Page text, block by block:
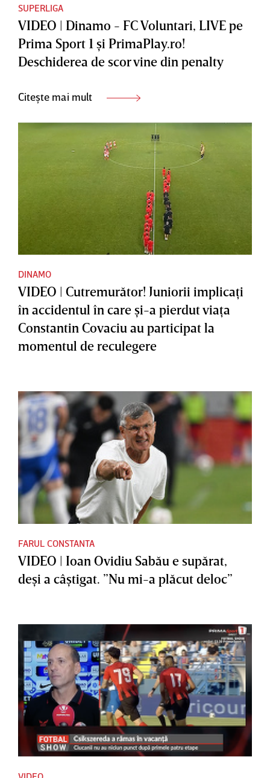
SUPERLIGA
VIDEO | Dinamo - FC Voluntari, LIVE pe
Prima Sport 1 şi PrimaPlay.ro!
Deschiderea de scor vine din penalty
Citește mai mult
DINAMO
VIDEO | Cutremurător! Juniorii implicaţi
în accidentul în care şi-a pierdut viaţa
Constantin Covaciu au participat la
momentul de reculegere
FARUL CONSTANTA
VIDEO | Ioan Ovidiu Sabău e supărat,
deşi a câştigat. ”Nu mi-a plăcut deloc”